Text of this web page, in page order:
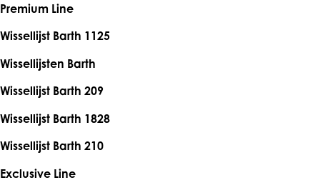
Premium Line
Wissellijst Barth 1125
Wissellijsten Barth
Wissellijst Barth 209
Wissellijst Barth 1828
Wissellijst Barth 210
Exclusive Line